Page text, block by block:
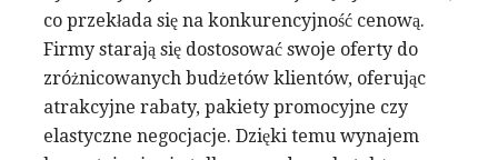
co przekłada się na konkurencyjność cenową.
Firmy starają się dostosować swoje oferty do
zróżnicowanych budżetów klientów, oferując
atrakcyjne rabaty, pakiety promocyjne czy
elastyczne negocjacje. Dzięki temu wynajem